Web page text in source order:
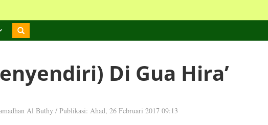
Di Gua Hira’
Al Buthy / Publikasi: Ahad, 26 Februari 2017 09:13